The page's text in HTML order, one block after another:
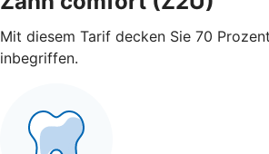
Mit diesem Tarif decken Sie 70
inbegriffen.